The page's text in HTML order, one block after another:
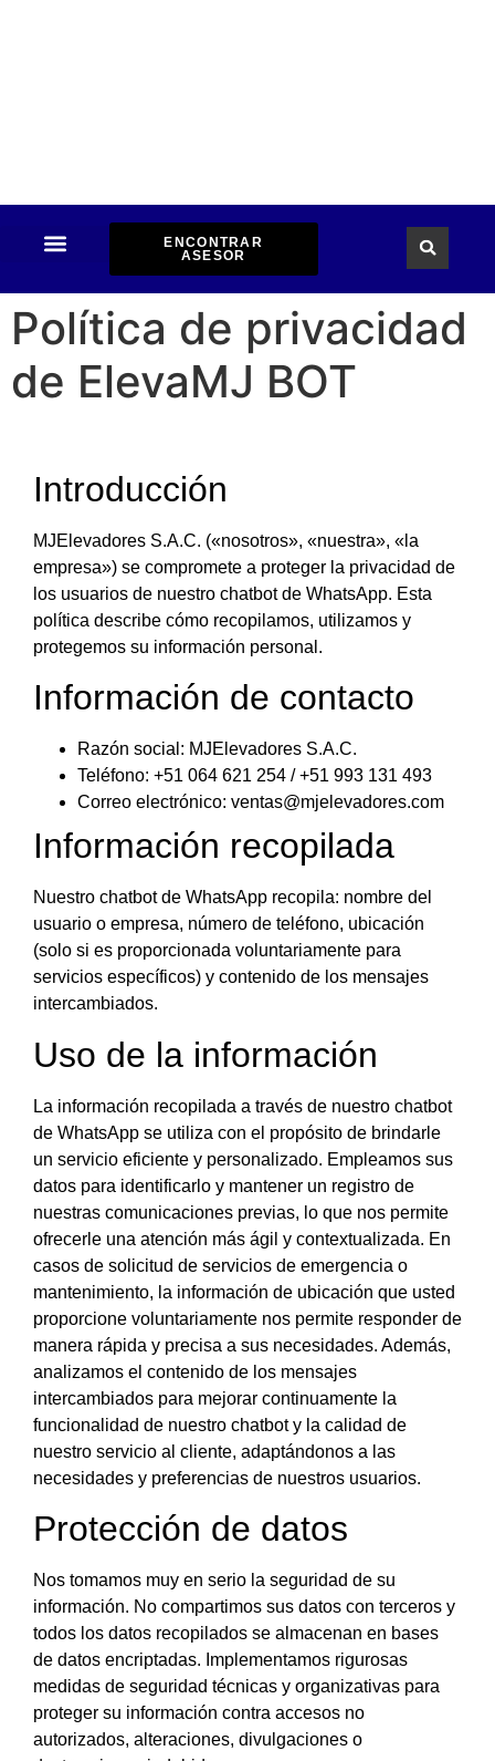
ENCONTRAR
ASESOR
Política de privacidad
de ElevaMJ BOT
Introducción
MJElevadores S.A.C. («nosotros», «nuestra», «la
empresa») se compromete a proteger la privacidad de
los usuarios de nuestro chatbot de WhatsApp. Esta
política describe cómo recopilamos, utilizamos y
protegemos su información personal.
Información de contacto
Razón social: MJElevadores S.A.C.
Teléfono: +51 064 621 254 / +51 993 131 493
Correo electrónico: ventas@mjelevadores.com
Información recopilada
Nuestro chatbot de WhatsApp recopila: nombre del
usuario o empresa, número de teléfono, ubicación
(solo si es proporcionada voluntariamente para
servicios específicos) y contenido de los mensajes
intercambiados.
Uso de la información
La información recopilada a través de nuestro chatbot
de WhatsApp se utiliza con el propósito de brindarle
un servicio eficiente y personalizado. Empleamos sus
datos para identificarlo y mantener un registro de
nuestras comunicaciones previas, lo que nos permite
ofrecerle una atención más ágil y contextualizada. En
casos de solicitud de servicios de emergencia o
mantenimiento, la información de ubicación que usted
proporcione voluntariamente nos permite responder de
manera rápida y precisa a sus necesidades. Además,
analizamos el contenido de los mensajes
intercambiados para mejorar continuamente la
funcionalidad de nuestro chatbot y la calidad de
nuestro servicio al cliente, adaptándonos a las
necesidades y preferencias de nuestros usuarios.
Protección de datos
Nos tomamos muy en serio la seguridad de su
información. No compartimos sus datos con terceros y
todos los datos recopilados se almacenan en bases
de datos encriptadas. Implementamos rigurosas
medidas de seguridad técnicas y organizativas para
proteger su información contra accesos no
autorizados, alteraciones, divulgaciones o